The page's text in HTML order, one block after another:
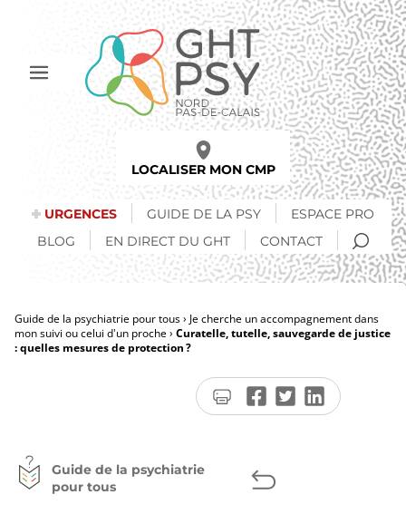
principal
Afficher
LOCALISER MON CMP
URGENCES GUIDE DE LA PSY
ESPACE PRO
BLOG
EN DIRECT DU GHT CONTACT
Fil
Guide de la psychiatrie pour tous
Je cherche un accompagnement dans
mon suivi ou celui d'un proche Curatelle, tutelle, sauvegarde de justice
: quelles mesures de protection ?
Guide de la psychiatrie
pour tous
Imprimer
la
Partager
sur
Partager
sur
Partager
sur